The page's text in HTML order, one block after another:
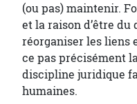
(ou pas) maintenir.
et la raison d’être
réorganiser les liens
ce pas précisément
discipline juridique
humaines.